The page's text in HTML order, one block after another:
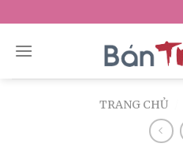
to
content
TRANG CHỦ